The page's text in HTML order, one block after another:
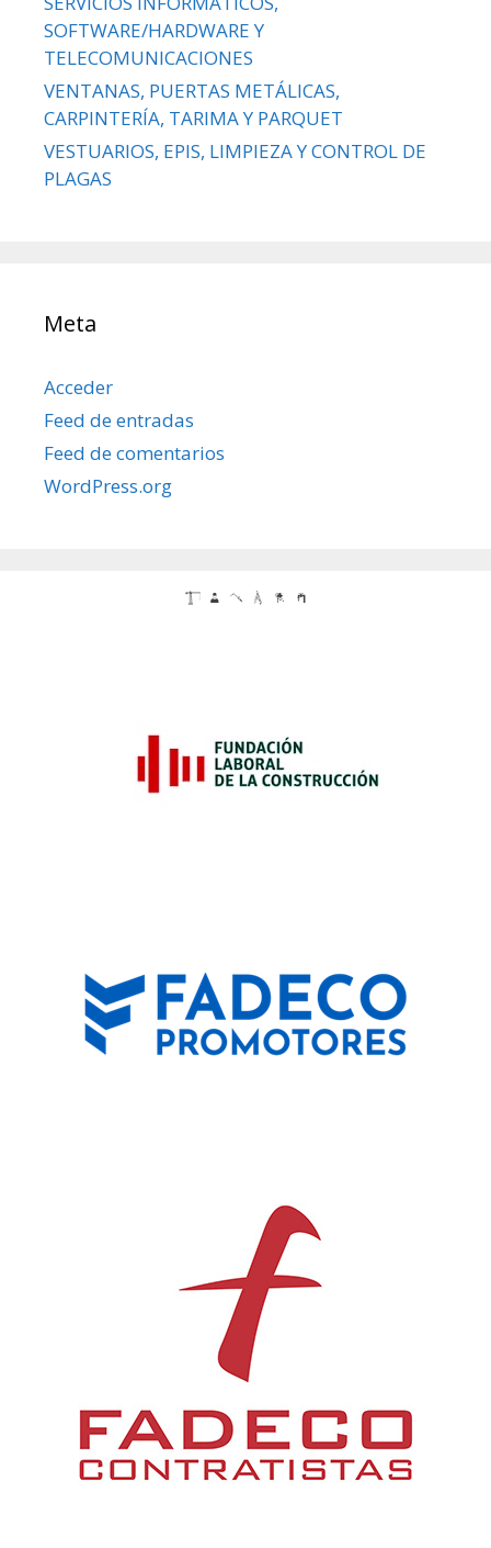
SOFTWARE/HARDWARE Y
TELECOMUNICACIONES
VENTANAS, PUERTAS METÁLICAS,
CARPINTERÍA, TARIMA Y PARQUET
VESTUARIOS, EPIS, LIMPIEZA Y CONTROL DE
PLAGAS
Meta
Acceder
Feed de entradas
Feed de comentarios
WordPress.org